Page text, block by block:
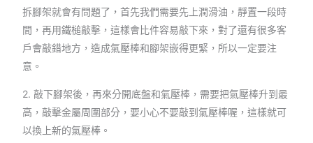
拆腳架就會有問題了，首先我們需要先上潤滑油，靜置一段時
間，再用鐵槌敲擊，這樣會比件容易敲下來，對了還有很多客
戶會敲錯地方，造成氣壓棒和腳架嵌得更緊，所以一定要注
意。
2. 敲下腳架後，再來分開底盤和氣壓棒，需要把氣壓棒升到最
高，敲擊金屬周圍部分，要小心不要敲到氣壓棒喔，這樣就可
以換上新的氣壓棒。